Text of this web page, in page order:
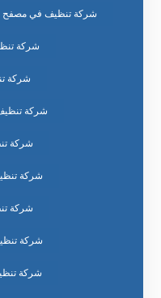
شركة تنظيف في مصفح
شركة
شركة
شركة
شركة
شركة
شركة
شركة
شركة